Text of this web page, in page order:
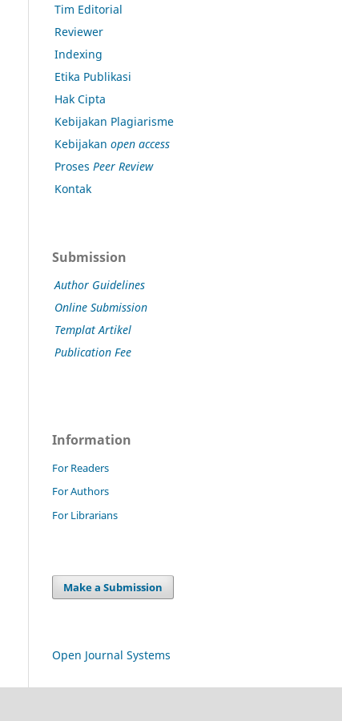
Tim Editorial
Reviewer
Indexing
Etika Publikasi
Hak Cipta
Kebijakan Plagiarisme
Kebijakan open access
Proses Peer Review
Kontak
Submission
Author Guidelines
Online Submission
Templat Artikel
Publication Fee
Information
For Readers
For Authors
For Librarians
Make a Submission
Open Journal Systems